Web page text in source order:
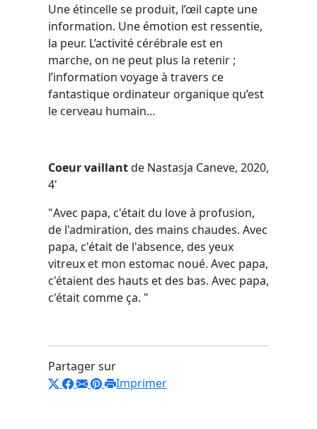
Une étincelle se produit, l’œil capte une
information. Une émotion est ressentie,
la peur. L’activité cérébrale est en
marche, on ne peut plus la retenir ;
l’information voyage à travers ce
fantastique ordinateur organique qu’est
le cerveau humain…
Coeur vaillantde Nastasja Caneve, 2020,
4'
"Avec papa, c'était du love à profusion,
de l'admiration, des mains chaudes. Avec
papa, c'était de l'absence, des yeux
vitreux et mon estomac noué. Avec papa,
c'étaient des hauts et des bas. Avec papa,
c'était comme ça. "
Partager sur
Imprimer